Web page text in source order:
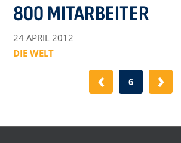
800 MITARBEITER
24 APRIL 2012
DIE WELT
‹ 6 ›